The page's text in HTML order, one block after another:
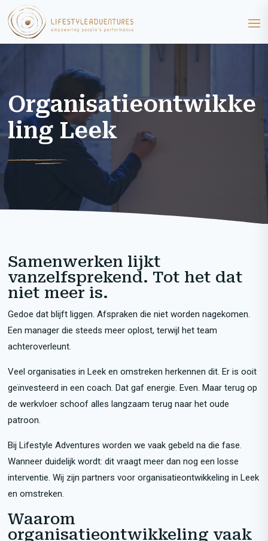
Organisatieontwikke
ling Leek
Samenwerken lijkt
vanzelfsprekend. Tot het dat
niet meer is.
Gedoe dat blijft liggen. Afspraken die niet worden nagekomen.
Een manager die steeds meer oplost, terwijl het team
achteroverleunt.
Veel organisaties in Leek en omstreken herkennen dit. Er is ooit
geïnvesteerd in een coach. Dat gaf energie. Even. Maar terug op
de werkvloer schoof alles langzaam terug naar het oude
patroon.
Bij Lifestyle Adventures worden we vaak gebeld na die fase.
Wanneer duidelijk wordt: dit vraagt meer dan nog een losse
interventie. Wij zijn partners voor organisatieontwikkeling in Leek
en omstreken.
Waarom
organisatieontwikkeling vaak